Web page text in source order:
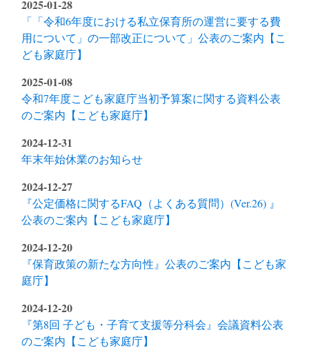
2025-01-28
「「令和6年度における私立保育所の運営に要する費
用について」の一部改正について」公表のご案内【こ
ども家庭庁】
2025-01-08
令和7年度こども家庭庁当初予算案に関する資料公表
のご案内【こども家庭庁】
2024-12-31
年末年始休業のお知らせ
2024-12-27
『公定価格に関するFAQ（よくある質問）(Ver.26) 』
公表のご案内【こども家庭庁】
2024-12-20
『保育政策の新たな方向性』公表のご案内【こども家
庭庁】
2024-12-20
『第8回 子ども・子育て支援等分科会』会議資料公表
のご案内【こども家庭庁】